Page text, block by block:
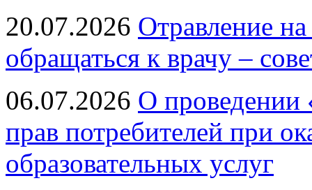
20.07.2026 Отравление
обращаться к врачу –
06.07.2026 О проведении
прав потребителей при
образовательных услуг